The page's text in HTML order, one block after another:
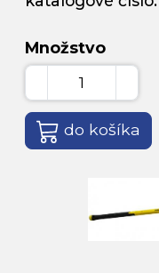
Množstvo
do košíka